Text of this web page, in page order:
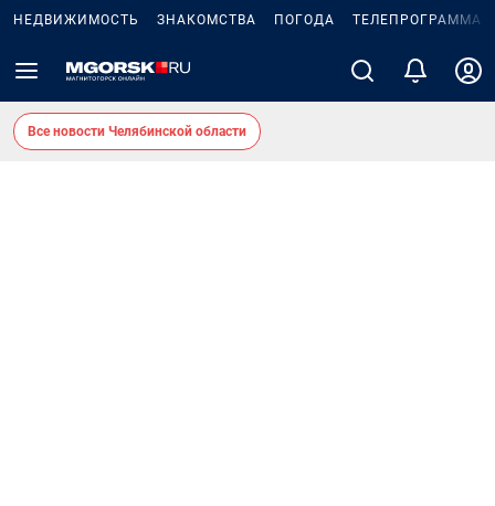
НЕДВИЖИМОСТЬ ЗНАКОМСТВА ПОГОДА ТЕЛЕПРОГРАММА
Все новости Челябинской области